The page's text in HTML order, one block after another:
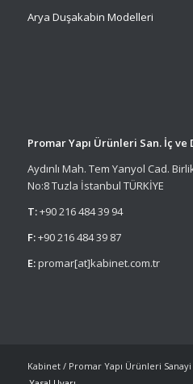
Arya Duşakabin Modelleri
Promar Yapı Ürünleri San. İç ve
Aydınlı Mah. Tem Yanyol Cad.
No:8 Tuzla İstanbul TÜRKİYE
T:+90 216 484 39 94
F:+90 216 484 39 87
E:promar[at]kabinet.com.tr
Kabinet / Promar Yapı Ürünleri Sanayi